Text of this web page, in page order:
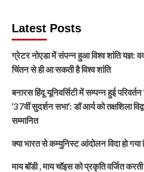
Latest Posts
ग्रेटर नोएडा में संपन्न हुआ विश्व शांति यज्ञ:
चिंतन से ही आ सकती है विश्व शांति
बनारस हिंदू यूनिवर्सिटी में सम्पन्न हुई
’37वीं सुदर्शन सभा’: डॉ आर्य को तक्षशिला
सम्मानित
क्या भारत से कम्युनिस्ट आंदोलन विदा हो गया
माय बॉडी , माय चॉइस को प्रकृति वर्जित